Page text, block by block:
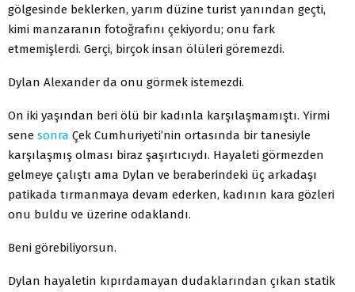
gölgesinde beklerken, yarım düzine turist yanından geçti,
kimi manzaranın fotoğrafını çekiyordu; onu fark
etmemişlerdi. Gerçi, birçok insan ölüleri göremezdi.
Dylan Alexander da onu görmek istemezdi.
On iki yaşından beri ölü bir kadınla karşılaşmamıştı. Yirmi
sene sonra Çek Cumhuriyeti’nin ortasında bir tanesiyle
karşılaşmış olması biraz şaşırtıcıydı. Hayaleti görmezden
gelmeye çalıştı ama Dylan ve beraberindeki üç arkadaşı
patikada tırmanmaya devam ederken, kadının kara gözleri
onu buldu ve üzerine odaklandı.
Beni görebiliyorsun.
Dylan hayaletin kıpırdamayan dudaklarından çıkan statik